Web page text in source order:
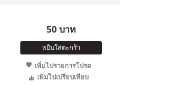
50 บาท
หยิบใส่ตะกร้า
เพิ่มไปรายการโปรด
เพิ่มไปเปรียบเทียบ